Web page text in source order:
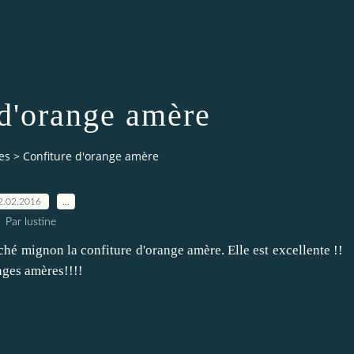
amère
> Confiture d'orange amère
Par lustine
mignon la confiture d'orange amère. Elle est excellente !!
amères!!!!